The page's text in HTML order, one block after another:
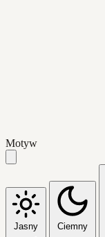
Motyw
Jasny Ciemny